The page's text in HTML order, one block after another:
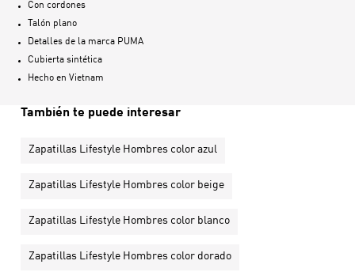
Con cordones
Talón plano
Detalles de la marca PUMA
Cubierta sintética
Hecho en Vietnam
También te puede interesar
Zapatillas Lifestyle Hombres color azul
Zapatillas Lifestyle Hombres color beige
Zapatillas Lifestyle Hombres color blanco
Zapatillas Lifestyle Hombres color dorado